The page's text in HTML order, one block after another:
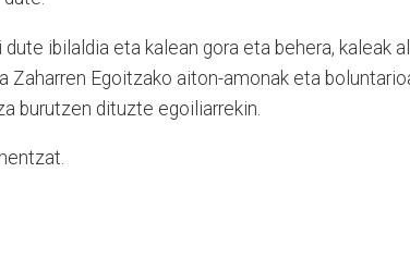
ibilaldia eta kalean gora eta behera, kaleak
Zaharren Egoitzako aiton-amonak eta
burutzen dituzte egoiliarrekin.